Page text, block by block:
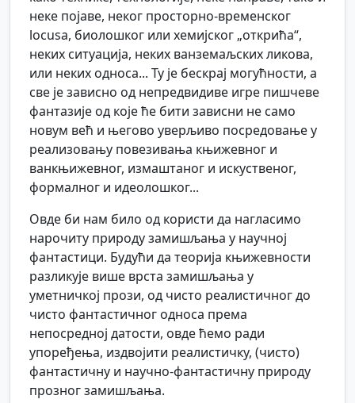
неке појаве, неког просторно-временског
locusa, биолошког или хемијског „открића“,
неких ситуација, неких ванземаљских ликова,
или неких односа... Ту је бескрај могућности, а
све је зависно од непредвидиве игре пишчеве
фантазије од које ће бити зависни не само
новум већ и његово уверљиво посредовање у
реализовању повезивања књижевног и
ванкњижевног, измаштаног и искуственог,
формалног и идеолошког...
Овде би нам било од користи да нагласимо
нарочиту природу замишљања у научној
фантастици. Будући да теорија књижевности
разликује више врста замишљања у
уметничкој прози, од чисто реалистичног до
чисто фантастичног односа према
непосредној датости, овде ћемо ради
упоређења, издвојити реалистичку, (чисто)
фантастичну и научно-фантастичну природу
прозног замишљања.